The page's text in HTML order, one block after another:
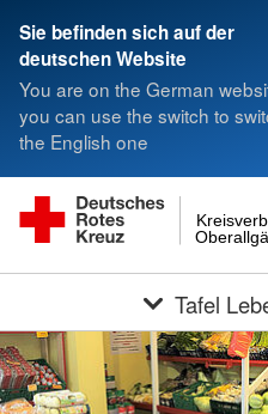
Sie befinden sich auf der
deutschen Website
You are on the German
you can use the switch to
the English one
Tafel